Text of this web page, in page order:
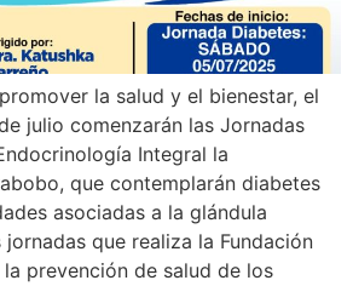
la salud y el bienestar, el
julio comenzarán las Jornadas
Integral la
que contemplarán diabetes
asociadas a la glándula
que realiza la Fundación
prevención de salud de los